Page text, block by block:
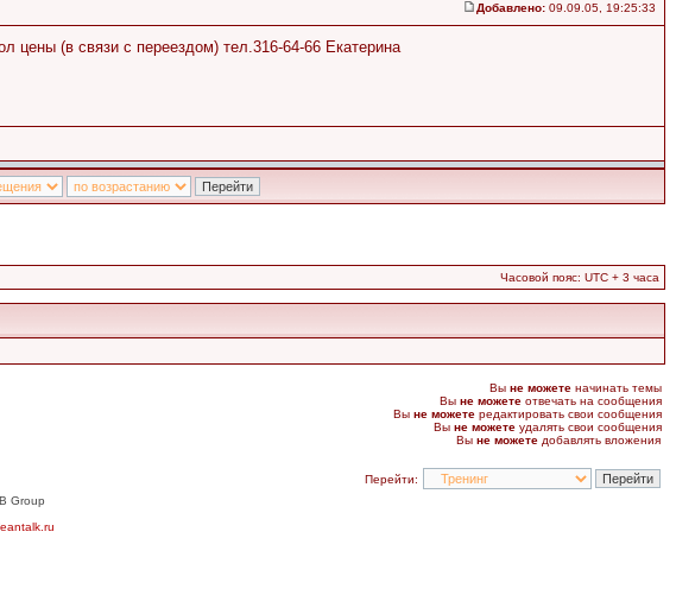
Добавлено: 09.09.05, 19:25:33
цены (в связи с переездом) тел.316-64-66 Екатерина
Часовой пояс: UTC + 3 часа
Вы не можете начинать темы
Вы не можете отвечать на сообщения
Вы не можете редактировать свои сообщения
Вы не можете удалять свои сообщения
Вы не можете добавлять вложения
Перейти:
Group